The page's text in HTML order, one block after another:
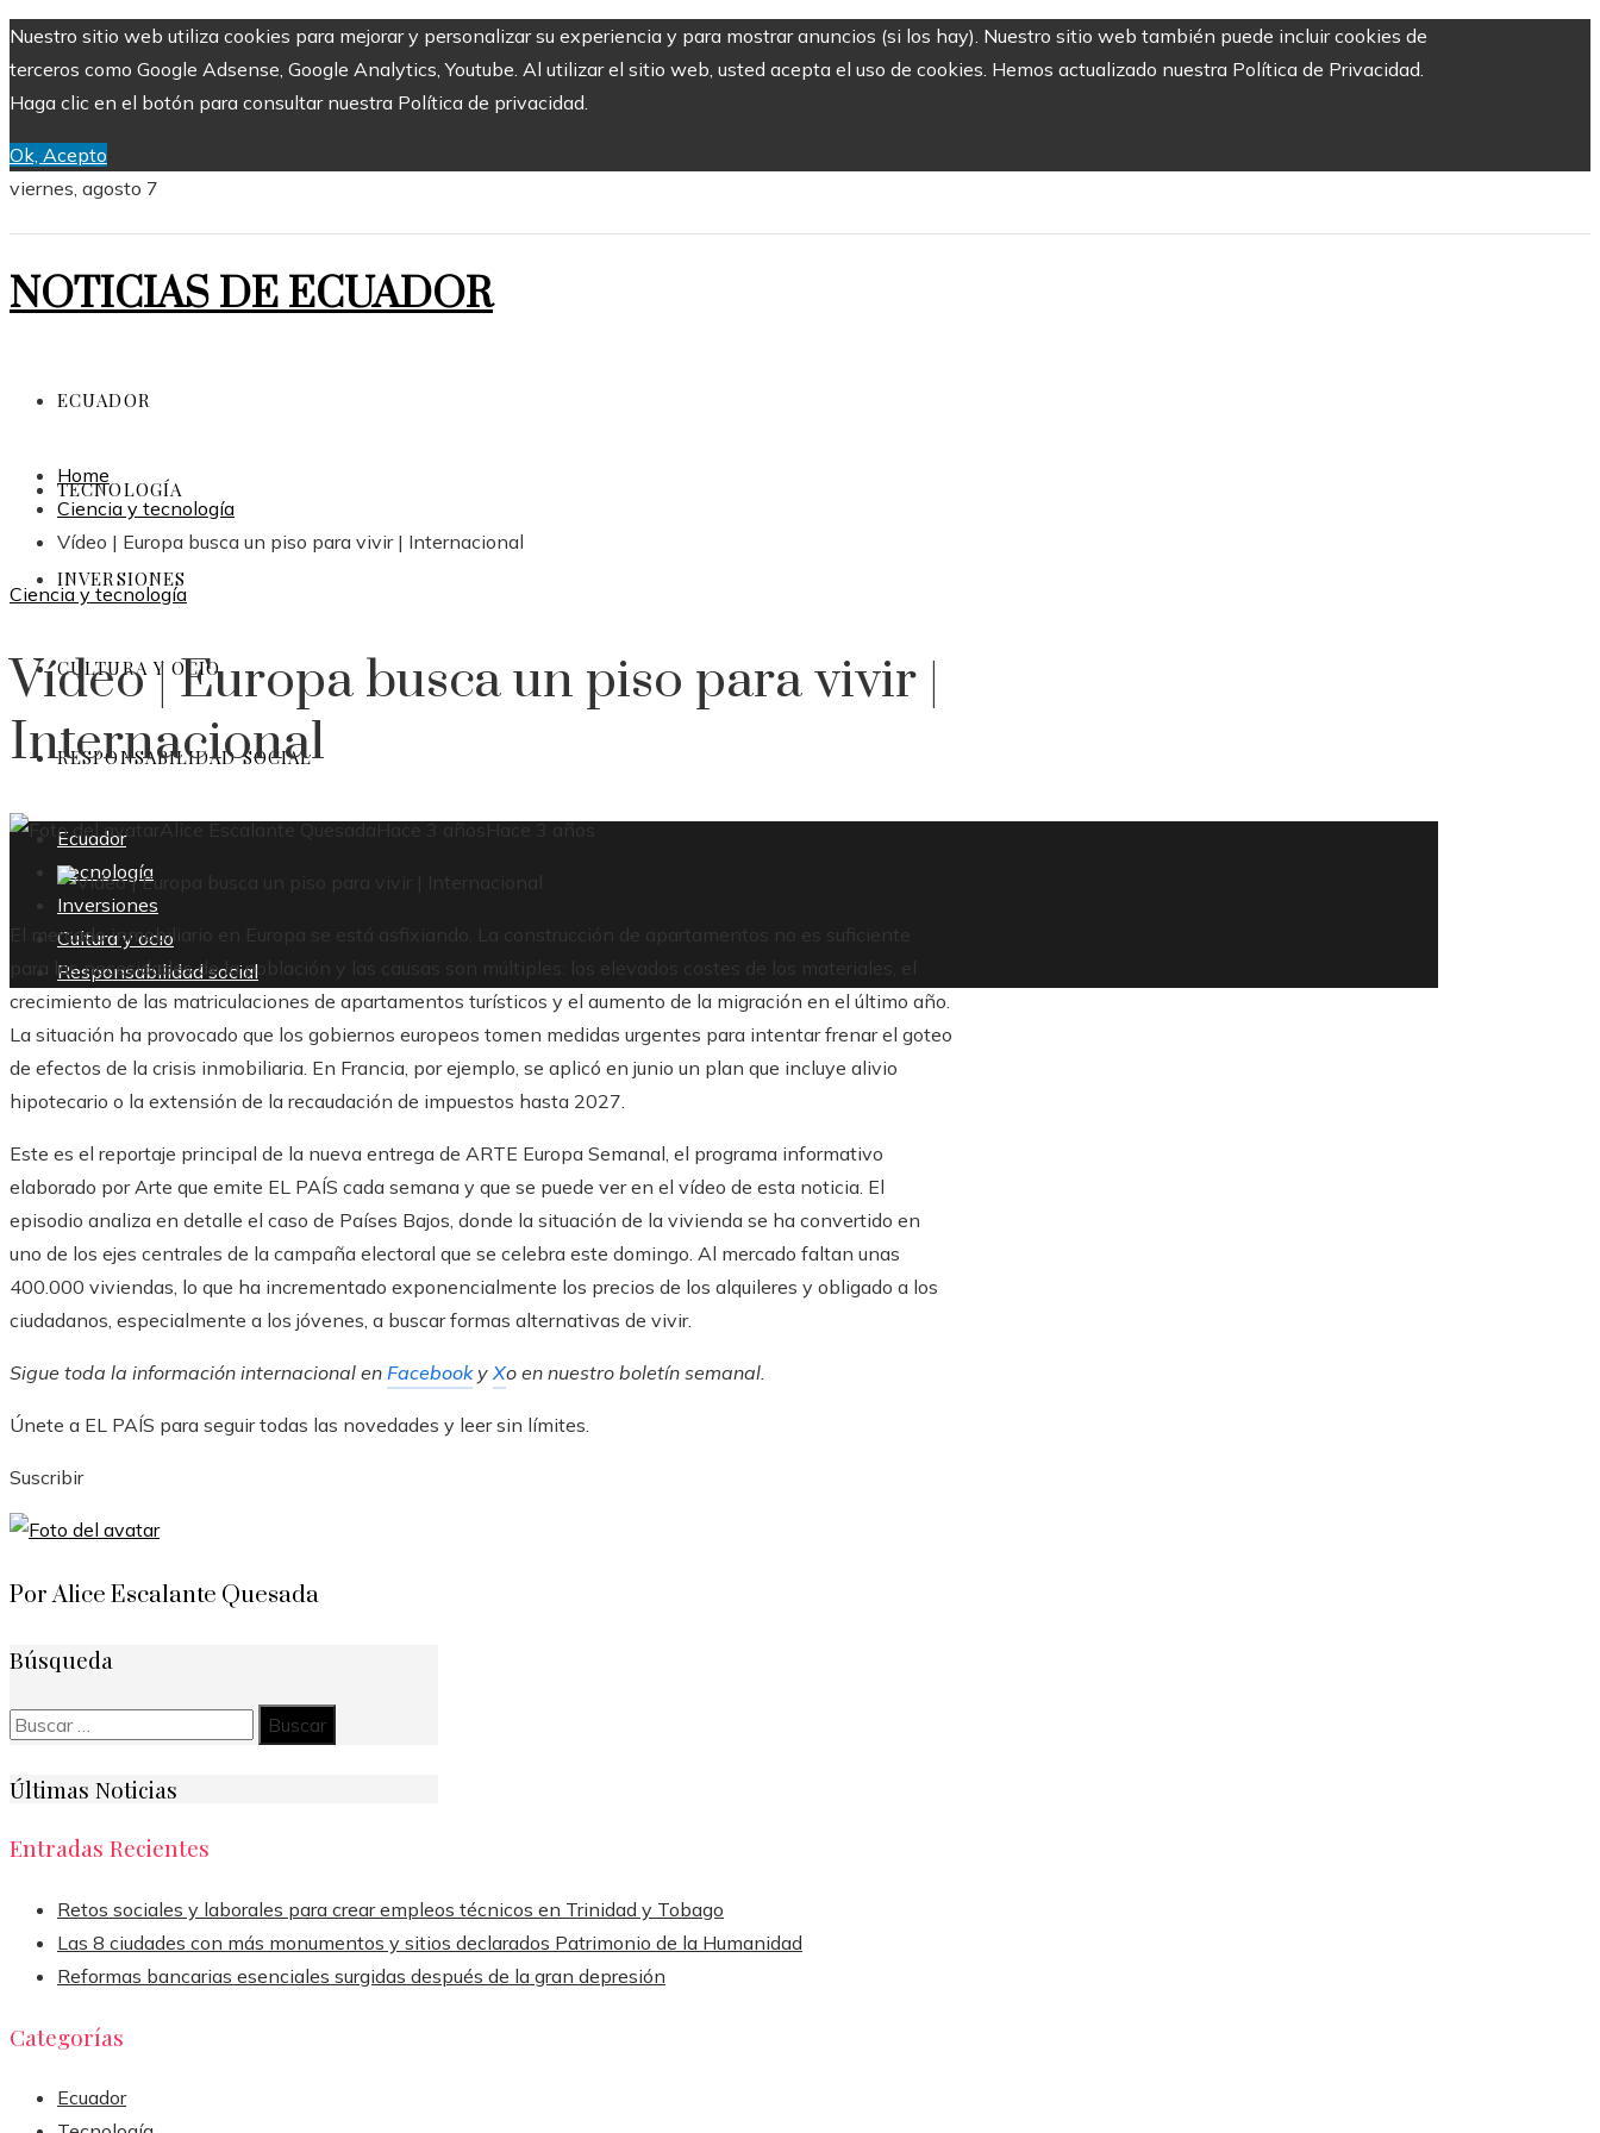
Nuestro sitio web utiliza cookies para mejorar y personalizar su experiencia y para mostrar anuncios (si los hay). Nuestro sitio web también puede incluir cookies de
terceros como Google Adsense, Google Analytics, Youtube. Al utilizar el sitio web, usted acepta el uso de cookies. Hemos actualizado nuestra Política de Privacidad.
Haga clic en el botón para consultar nuestra Política de privacidad.
Ok, Acepto
viernes, agosto 7
NOTICIAS DE ECUADOR
ECUADOR
TECNOLOGÍA
INVERSIONES
CULTURA Y OCIO
RESPONSABILIDAD SOCIAL
Ecuador
Tecnología
Inversiones
Cultura y ocio
Responsabilidad social
Home
Ciencia y tecnología
Vídeo | Europa busca un piso para vivir | Internacional
Ciencia y tecnología
Vídeo | Europa busca un piso para vivir |
Internacional
Alice Escalante Quesada Hace 3 años Hace 3 años
El mercado inmobiliario en Europa se está asfixiando. La construcción de apartamentos no es suficiente
para las necesidades de la población y las causas son múltiples: los elevados costes de los materiales, el
crecimiento de las matriculaciones de apartamentos turísticos y el aumento de la migración en el último año.
La situación ha provocado que los gobiernos europeos tomen medidas urgentes para intentar frenar el goteo
de efectos de la crisis inmobiliaria. En Francia, por ejemplo, se aplicó en junio un plan que incluye alivio
hipotecario o la extensión de la recaudación de impuestos hasta 2027.
Este es el reportaje principal de la nueva entrega de ARTE Europa Semanal, el programa informativo
elaborado por Arte que emite EL PAÍS cada semana y que se puede ver en el vídeo de esta noticia. El
episodio analiza en detalle el caso de Países Bajos, donde la situación de la vivienda se ha convertido en
uno de los ejes centrales de la campaña electoral que se celebra este domingo. Al mercado faltan unas
400.000 viviendas, lo que ha incrementado exponencialmente los precios de los alquileres y obligado a los
ciudadanos, especialmente a los jóvenes, a buscar formas alternativas de vivir.
Sigue toda la información internacional en FacebookyXo en nuestro boletín semanal.
Únete a EL PAÍS para seguir todas las novedades y leer sin límites.
Suscribir
Por Alice Escalante Quesada
Búsqueda
Buscar:
Últimas Noticias
Entradas Recientes
Retos sociales y laborales para crear empleos técnicos en Trinidad y Tobago
Las 8 ciudades con más monumentos y sitios declarados Patrimonio de la Humanidad
Reformas bancarias esenciales surgidas después de la gran depresión
Categorías
Ecuador